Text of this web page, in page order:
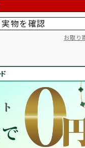
実物を確認
お取り